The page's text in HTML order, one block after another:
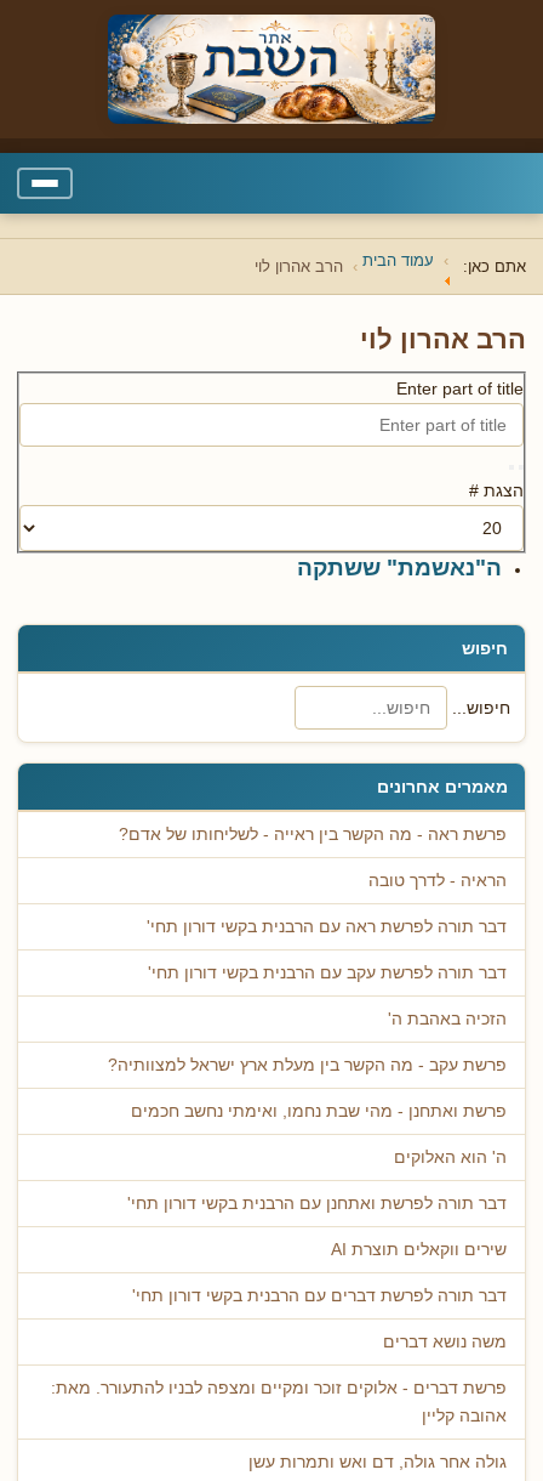
אתם כאן: עמוד הבית הרב אהרון לוי
חיפוש
חיפוש...
מאמרים אחרונים
פרשת ראה - מה הקשר בין ראייה - לשליחותו של אדם?
הראיה - לדרך טובה
דבר תורה לפרשת ראה עם הרבנית בקשי דורון תחי'
דבר תורה לפרשת עקב עם הרבנית בקשי דורון תחי'
הזכיה באהבת ה'
פרשת עקב - מה הקשר בין מעלת ארץ ישראל למצוותיה?
פרשת ואתחנן - מהי שבת נחמו, ואימתי נחשב חכמים
ה' הוא האלוקים
דבר תורה לפרשת ואתחנן עם הרבנית בקשי דורון תחי'
שירים ווקאלים תוצרת AI
דבר תורה לפרשת דברים עם הרבנית בקשי דורון תחי'
משה נושא דברים
פרשת דברים - אלוקים זוכר ומקיים ומצפה לבניו להתעורר. מאת:
אהובה קליין
גולה אחר גולה, דם ואש ותמרות עשן
הרב אהרון לוי
Enter part of title
הצגת #
ה"נאשמת" ששתקה